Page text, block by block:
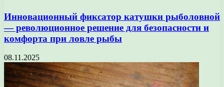
Инновационный фиксатор катушки рыболовной
— революционное решение для безопасности и
комфорта при ловле рыбы
08.11.2025